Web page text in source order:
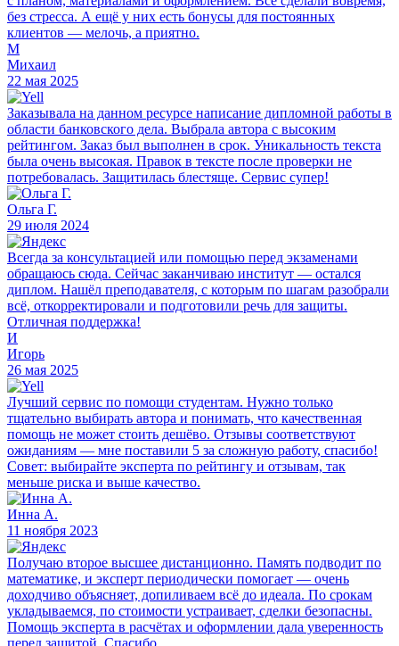
без стресса. А ещё у них есть бонусы для постоянных
клиентов — мелочь, а приятно.
М
Михаил
22 мая 2025
Заказывала на данном ресурсе написание дипломной работы в
области банковского дела. Выбрала автора с высоким
рейтингом. Заказ был выполнен в срок. Уникальность текста
была очень высокая. Правок в тексте после проверки не
потребовалась. Защитилась блестяще. Сервис супер!
Ольга Г.
29 июля 2024
Всегда за консультацией или помощью перед экзаменами
обращаюсь сюда. Сейчас заканчиваю институт — остался
диплом. Нашёл преподавателя, с которым по шагам разобрали
всё, откорректировали и подготовили речь для защиты.
Отличная поддержка!
И
Игорь
26 мая 2025
Лучший сервис по помощи студентам. Нужно только
тщательно выбирать автора и понимать, что качественная
помощь не может стоить дешёво. Отзывы соответствуют
ожиданиям — мне поставили 5 за сложную работу, спасибо!
Совет: выбирайте эксперта по рейтингу и отзывам, так
меньше риска и выше качество.
Инна А.
11 ноября 2023
Получаю второе высшее дистанционно. Память подводит по
математике, и эксперт периодически помогает — очень
доходчиво объясняет, допиливаем всё до идеала. По срокам
укладываемся, по стоимости устраивает, сделки безопасны.
Помощь эксперта в расчётах и оформлении дала уверенность
перед защитой. Спасибо